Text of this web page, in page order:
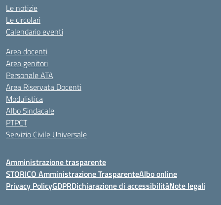
Le notizie
Le circolari
Calendario eventi
Area docenti
Area genitori
Personale ATA
Area Riservata Docenti
Modulistica
Albo Sindacale
PTPCT
Servizio Civile Universale
Amministrazione trasparente
STORICO Amministrazione TrasparenteAlbo online
Privacy PolicyGDPRDichiarazione di accessibilitàNote legali